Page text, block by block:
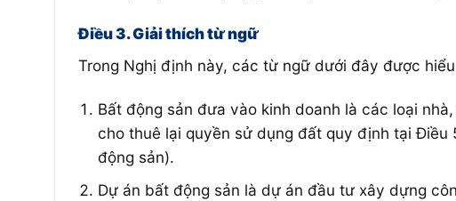
Điều 3. Giải thích từ ngữ
Trong Nghị định này, các từ ngữ dưới đây được
Bất động sản đưa vào kinh doanh là các loại
cho thuê lại quyền sử dụng đất quy định tại Điều
động sản).
Dự án bất động sản là dự án đầu tư xây dựng